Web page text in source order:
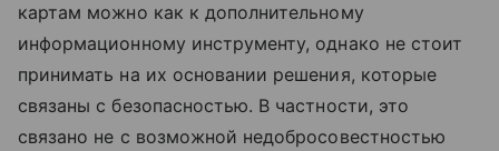
картам можно как к дополнительному
информационному инструменту, однако не стоит
принимать на их основании решения, которые
связаны с безопасностью. В частности, это
связано не с возможной недобросовестностью